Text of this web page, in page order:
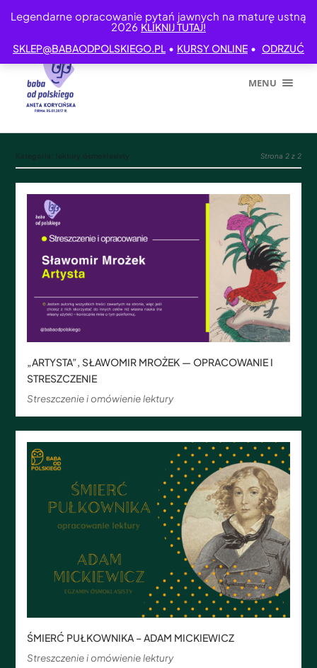
Legendarne opracowanie pytań jawnych na maturę ustną
2026 KLIKNIJ TUTAJ!
SKLEP@BABAODPOLSKIEGO.PL • KURSY ONLINE • ODRZUĆ
MENU
Strona 2 z 2
„ARTYSTA”, SŁAWOMIR MROŻEK — OPRACOWANIE I
STRESZCZENIE
Streszczenie i omówienie lektury
ŚMIERĆ PUŁKOWNIKA – ADAM MICKIEWICZ
Streszczenie i omówienie lektury